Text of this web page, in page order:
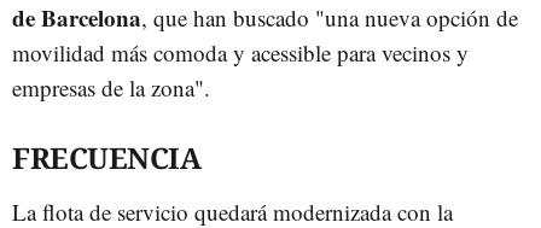
de Barcelona, que han buscado "una nueva opción de
movilidad más comoda y acessible para vecinos y
empresas de la zona".
FRECUENCIA
La flota de servicio quedará modernizada con la